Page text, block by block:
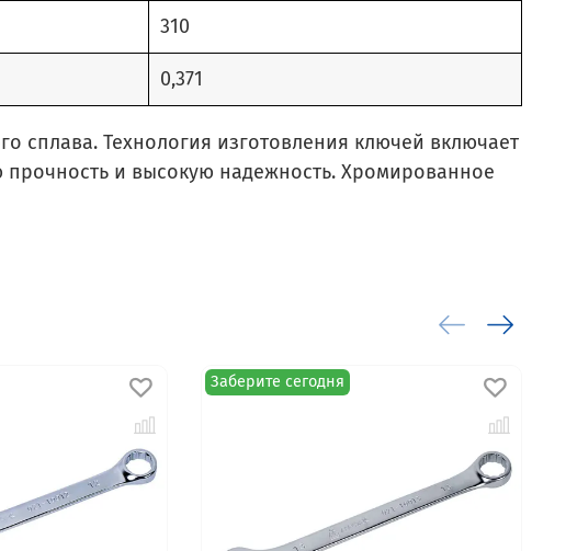
310
0,371
сплава. Технология изготовления ключей включает
и высокую надежность. Хромированное
Заберите сегодня